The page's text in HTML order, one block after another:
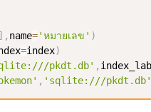
] , name='หมายเลข' )
=index)
pkdt.db' ,
, 'sqlite:///pkdt.db'